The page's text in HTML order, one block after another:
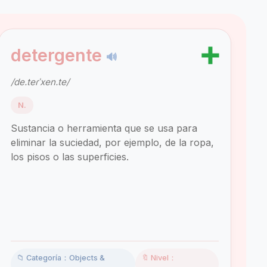
detergente 🔊 ➕
/de.teɾˈxen.te/
N.
Sustancia o herramienta que se usa para
eliminar la suciedad, por ejemplo, de la ropa,
los pisos o las superficies.
📁 Categoría：Objects &
🔖 Nivel：